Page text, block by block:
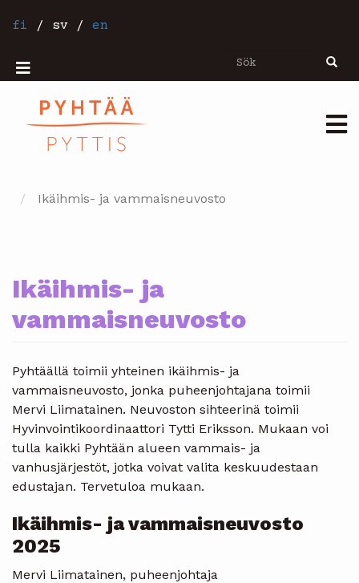
tillfi / sv / en
Sök Sök
Mobiilivalikko
Ikäihmis- ja vammaisneuvosto
Ikäihmis- ja
vammaisneuvosto
Pyhtäällä toimii yhteinen ikäihmis- ja
vammaisneuvosto, jonka puheenjohtajana toimii
Mervi Liimatainen. Neuvoston sihteerinä toimii
Hyvinvointikoordinaattori Tytti Eriksson. Mukaan voi
tulla kaikki Pyhtään alueen vammais- ja
vanhusjärjestöt, jotka voivat valita keskuudestaan
edustajan. Tervetuloa mukaan.
Ikäihmis- ja vammaisneuvosto
2025
Mervi Liimatainen, puheenjohtaja